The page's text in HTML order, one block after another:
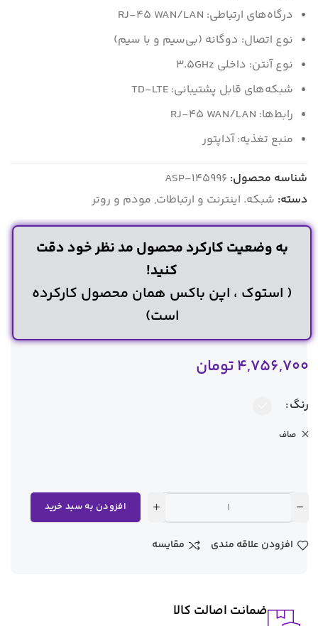
درگاه‌های ارتباطی: RJ-۴۵ WAN/LAN
نوع اتصال: دوگانه (بی‌سیم و با سیم)
نوع آنتن: داخلی ۳.۵GHz
شبکه‌های قابل پشتیبانی: TD-LTE
رابط‌ها: RJ-۴۵ WAN/LAN
منبع تغذیه: آداپتور
شناسه محصول: ASP-145996
دسته: شبکه. اینترنت و ارتباطات, مودم و روتر
به وضعیت کارکرد محصول مد نظر خود دقت
کنید!
( استوک ، اپن باکس همان محصول کارکرده
است)
4,756,700تومان
رنگ
صاف
افزودن به سبد خرید
افزودن علاقه مندی مقایسه
ضمانت اصالت کالا